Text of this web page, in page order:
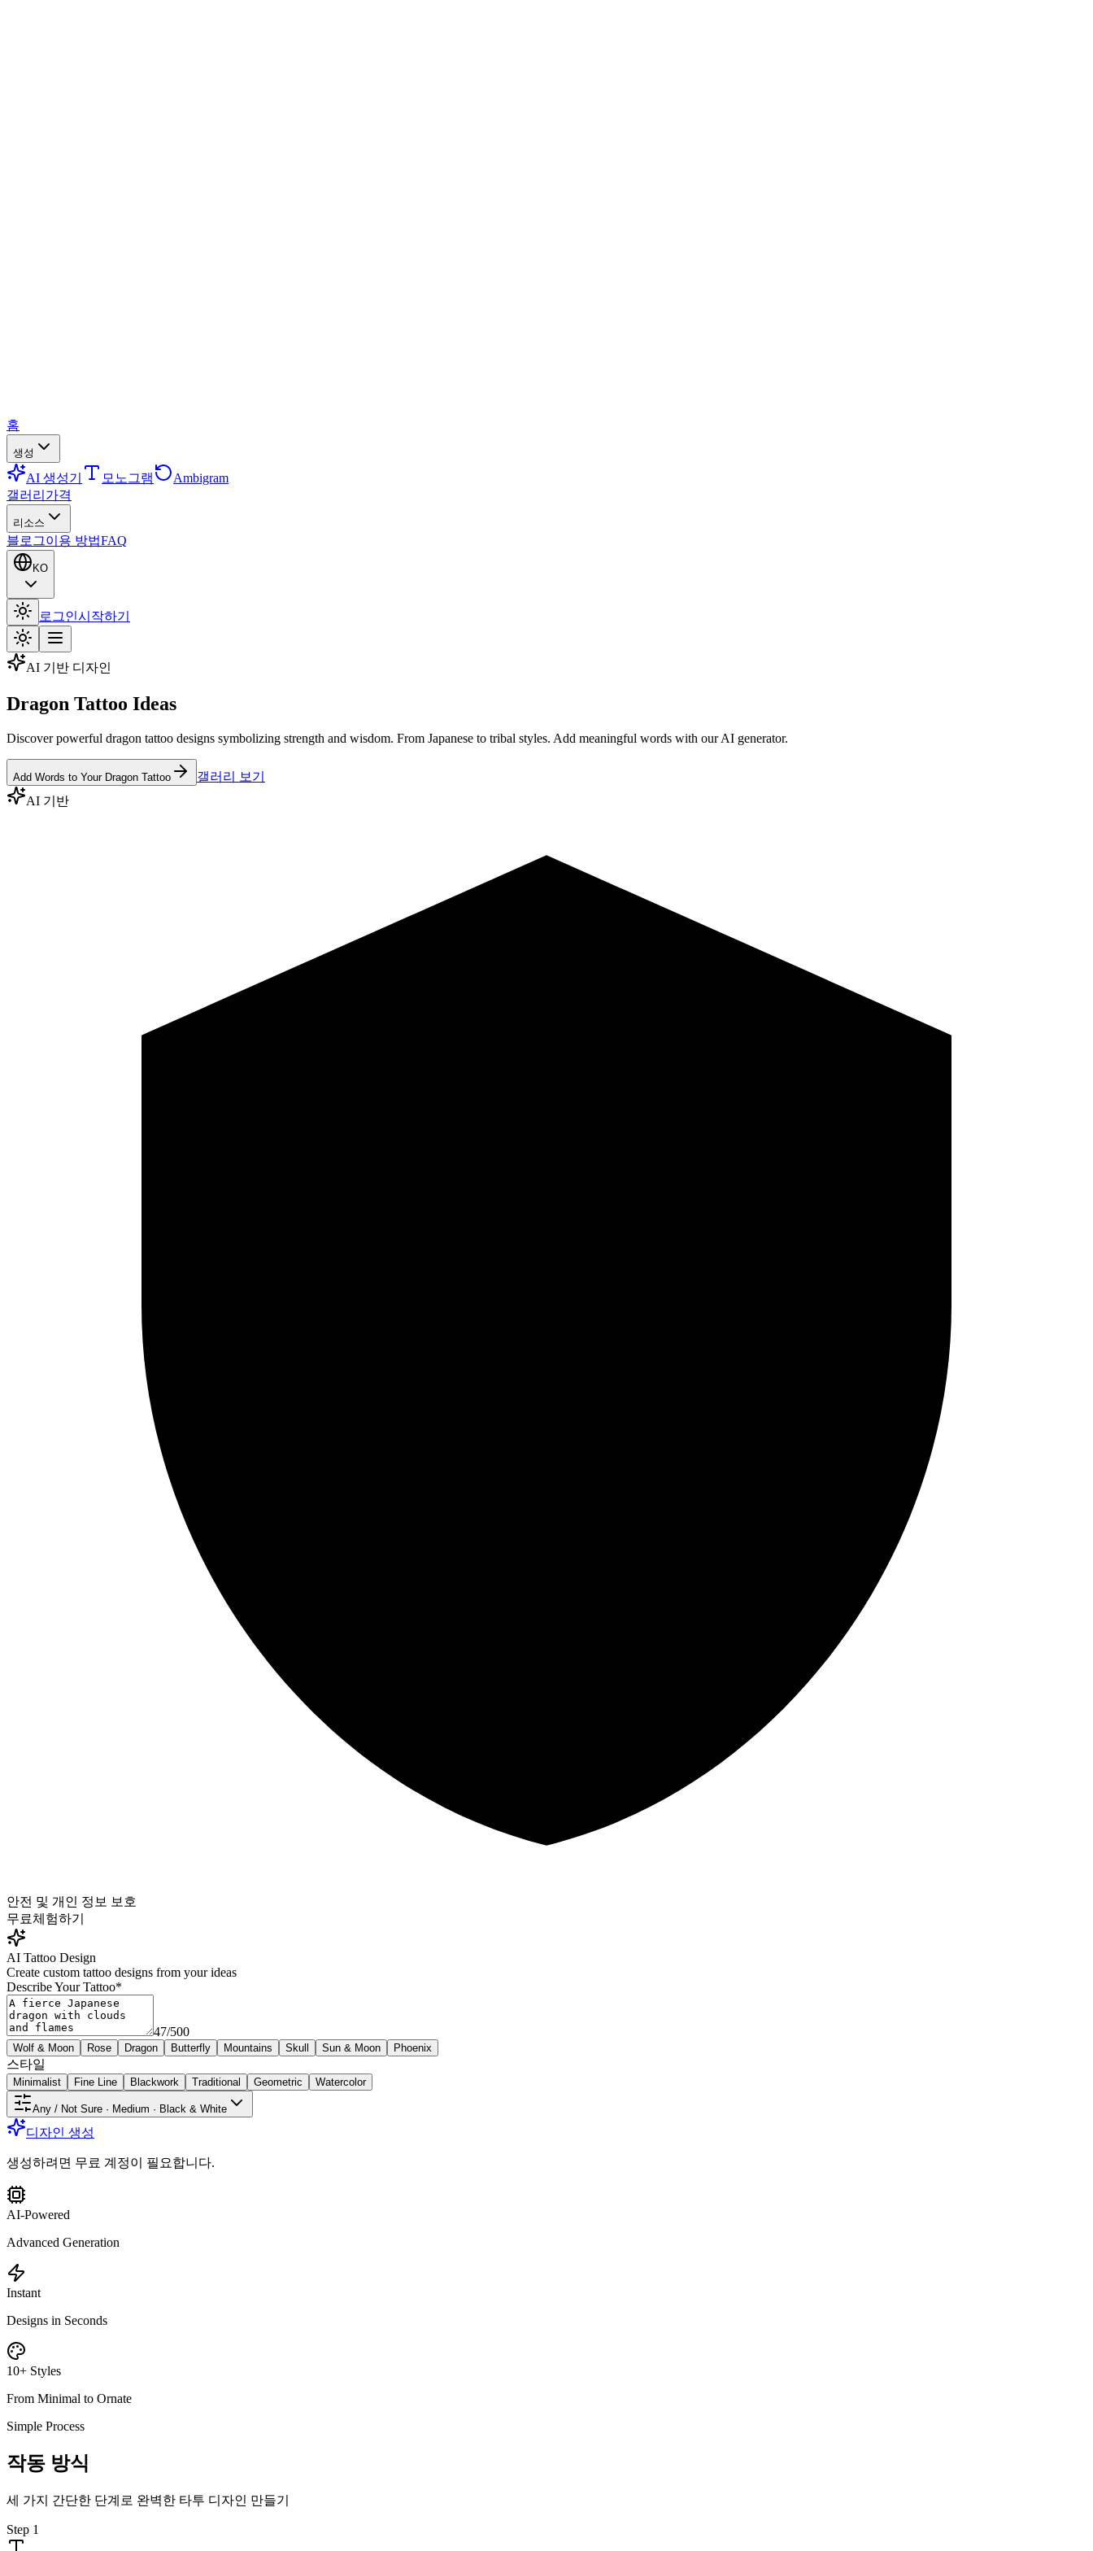
홈
생성
AI 생성기 모노그램
Ambigram
갤러리 가격
리소스
블로그이용 방법FAQ
KO
로그인시작하기
AI 기반 디자인
Dragon Tattoo Ideas
Discover powerful dragon tattoo designs symbolizing strength and wisdom. From Japanese to tribal styles. Add meaningful words with our AI generator.
Add Words to Your Dragon Tattoo
갤러리 보기
AI 기반
안전 및 개인 정보 보호
무료체험하기
AI Tattoo Design
Create custom tattoo designs from your ideas
Describe Your Tattoo*
47/500
Wolf & Moon Rose Dragon Butterfly Mountains Skull Sun & Moon Phoenix
스타일
Minimalist Fine Line Blackwork Traditional Geometric Watercolor
Any / Not Sure · Medium · Black & White
디자인 생성
생성하려면 무료 계정이 필요합니다.
AI-Powered
Advanced Generation
Instant
Designs in Seconds
10+ Styles
From Minimal to Ornate
Simple Process
작동 방식
세 가지 간단한 단계로 완벽한 타투 디자인 만들기
Step 1